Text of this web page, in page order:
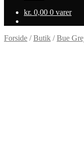
kr. 0,00 0 varer
Forside /Butik /Bue